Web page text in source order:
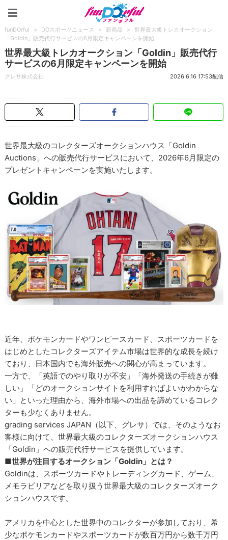
funDOrful > DOスポーツニュース > 新商品 >
世界最大級トレカオークション
「Goldin」販売代行サービスの6月限定キャンペーンを開始
世界最大級トレカオークション「Goldin」販売代行
サービスの6月限定キャンペーンを開始
グレサ株式会社 2026.6.16 17:53配信
世界最大級のコレクターズオークションハウス「Goldin
Auctions」への販売代行サービスにおいて、2026年6月限定の
プレゼントキャンペーンを実施いたします。
近年、ポケモンカードやワンピースカード、スポーツカードを
はじめとしたコレクターズアイテム市場は世界的な成長を続け
ており、日本国内でも海外販売への関心が高まっています。
一方で、「英語でのやり取りが不安」「海外発送の手続きが難
しい」「どのオークションサイトを利用すればよいかわからな
い」といった理由から、海外市場への出品を諦めているコレク
ターも少なくありません。
grading services JAPAN（以下、グレサ）では、そのようなお
客様に向けて、世界最大級のコレクターズオークションハウス
「Goldin」への販売代行サービスを提供しています。
■世界が注目するオークション「Goldin」とは？
Goldinは、スポーツカードやトレーディングカード、ゲーム、
メモラビリアなどを取り扱う世界最大級のコレクターズオーク
ションハウスです。
アメリカを中心とした世界中のコレクターが参加しており、希
少なポケモンカードやスポーツカードが数百万円から数千万円